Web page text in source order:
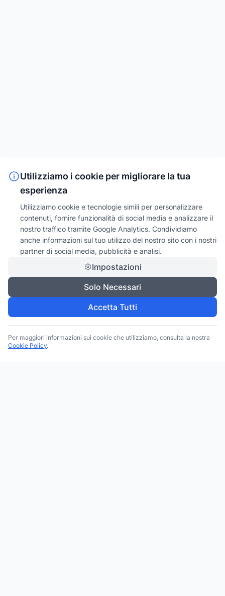
Utilizziamo i cookie per migliorare la tua
esperienza
Utilizziamo cookie e tecnologie simili per personalizzare
contenuti, fornire funzionalità di social media e analizzare il
nostro traffico tramite Google Analytics. Condividiamo
anche informazioni sul tuo utilizzo del nostro sito con i nostri
partner di social media, pubblicità e analisi.
Impostazioni
Solo Necessari
Accetta Tutti
Per maggiori informazioni sui cookie che utilizziamo, consulta la nostra
Cookie Policy.